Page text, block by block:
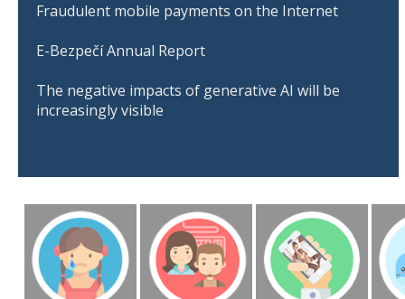
Fraudulent mobile payments on the Internet
E-Bezpečí Annual Report
The negative impacts of generative AI will be
increasingly visible